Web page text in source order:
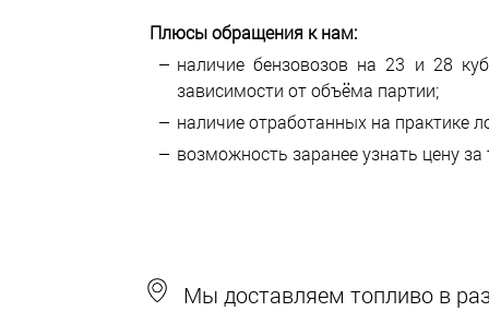
Плюсы обращения к нам:
наличие бензовозов на 23 и 28
зависимости от объёма партии;
наличие отработанных на практике
возможность заранее узнать цену
Мы доставляем топливо в